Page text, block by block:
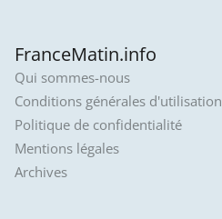
FranceMatin.info
Qui sommes-nous
Conditions générales d'utilisation
Politique de confidentialité
Mentions légales
Archives